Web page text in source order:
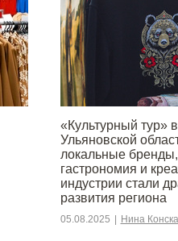
«Культурный тур» в
Ульяновской
локальные бренды,
гастрономия и
индустрии стали
развития региона
05.08.2025 | Нина